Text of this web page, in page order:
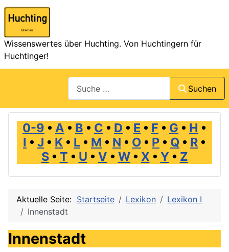
Wissenswertes über Huchting. Von Huchtingern für
Huchtinger!
Suchen
0-9 • A • B • C • D • E • F • G • H •
I • J • K • L • M • N • O • P • Q • R •
S• T • U • V • W• X • Y• Z
Aktuelle Seite: Startseite Lexikon
Lexikon I
Innenstadt
Innenstadt